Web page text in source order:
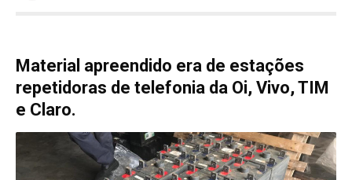
Material apreendido era de estações
repetidoras de telefonia da Oi, Vivo, TIM
e Claro.